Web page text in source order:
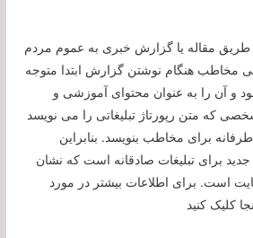
طریق مقاله یا گزارش خبری به عموم مردم
مخاطب هنگام نوشتن گزارش ابتدا متوجه
و آن را به عنوان محتوای آموزشی و
که متن رپورتاژ تبلیغاتی را می نویسد
طرفانه برای مخاطب بنویسد. بنابراین
برای تبلیغات صادقانه است که نشان
است. برای اطلاعات بیشتر در مورد
کلیک کنید